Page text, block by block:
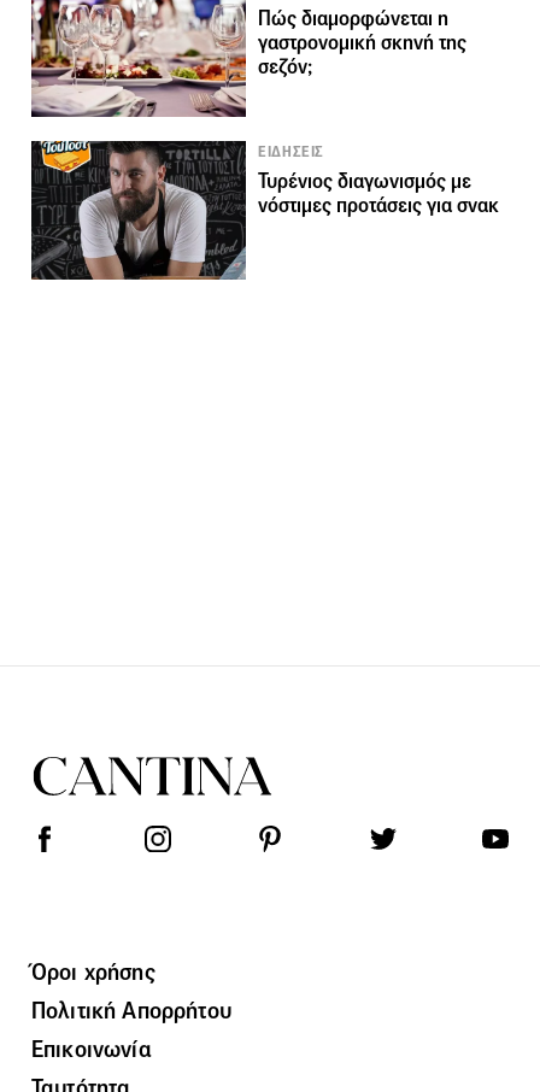
Πώς διαμορφώνεται η
γαστρονομική σκηνή της
σεζόν;
ΕΙΔΗΣΕΙΣ
Τυρένιος διαγωνισμός με
νόστιμες προτάσεις για σνακ
Όροι χρήσης
Πολιτική Απορρήτου
Επικοινωνία